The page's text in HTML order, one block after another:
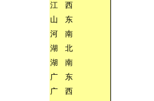
江
西
山
东
河
南
湖
北
湖
南
广
东
广
西